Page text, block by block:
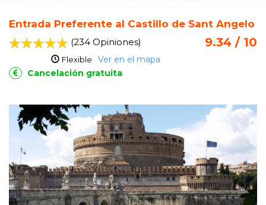
Entrada Preferente al Castillo de Sant Angelo
9.34 / 10
(234 Opiniones)
Flexible
Ver en el mapa
Cancelación gratuita